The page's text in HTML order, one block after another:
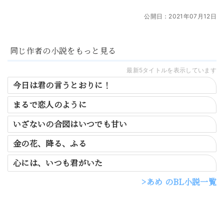
公開日： 2021年07月12日
同じ作者の小説をもっと見る
最新5タイトルを表示しています
今日は君の言うとおりに！
まるで恋人のように
いざないの合図はいつでも甘い
金の花、降る、ふる
心には、いつも君がいた
あめ のBL小説一覧